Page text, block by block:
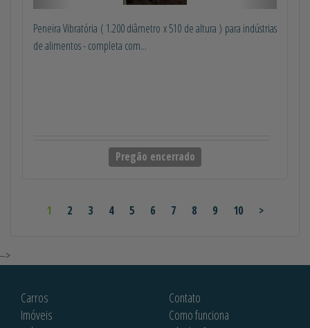
Peneira Vibratória ( 1.200 diâmetro x 510 de altura ) para indústrias
de alimentos - completa com...
Pregão encerrado
1 2 3 4 5 6 7 8 9 10 >
-->
Carros
Imóveis
Contato
Como funciona